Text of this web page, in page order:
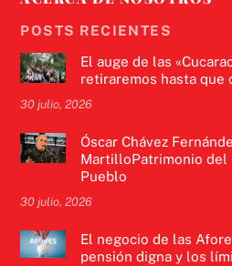
POSTS RECIENTES
El auge de las
retiraremos hasta que
30 julio, 2026
Óscar Chávez
MartilloPatrimonio del
Pueblo
30 julio, 2026
El negocio de las
pensión digna y los